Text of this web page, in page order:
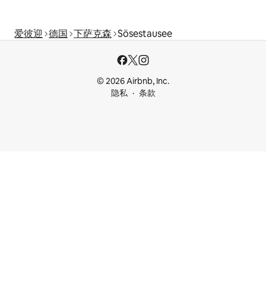
爱彼迎 德国 下萨克森 Sösestausee
© 2026 Airbnb, Inc.
隐私
条款